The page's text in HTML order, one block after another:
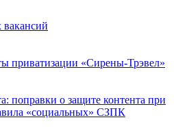
приватизации «Сирены-Трэвел»
поправки о защите контента при
«социальных» СЗПК